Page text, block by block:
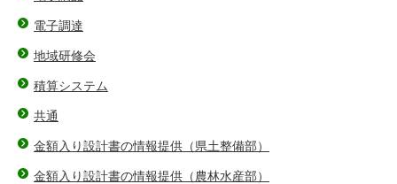
電子調達
地域研修会
積算システム
共通
金額入り設計書の情報提供（県土整備部）
金額入り設計書の情報提供（農林水産部）